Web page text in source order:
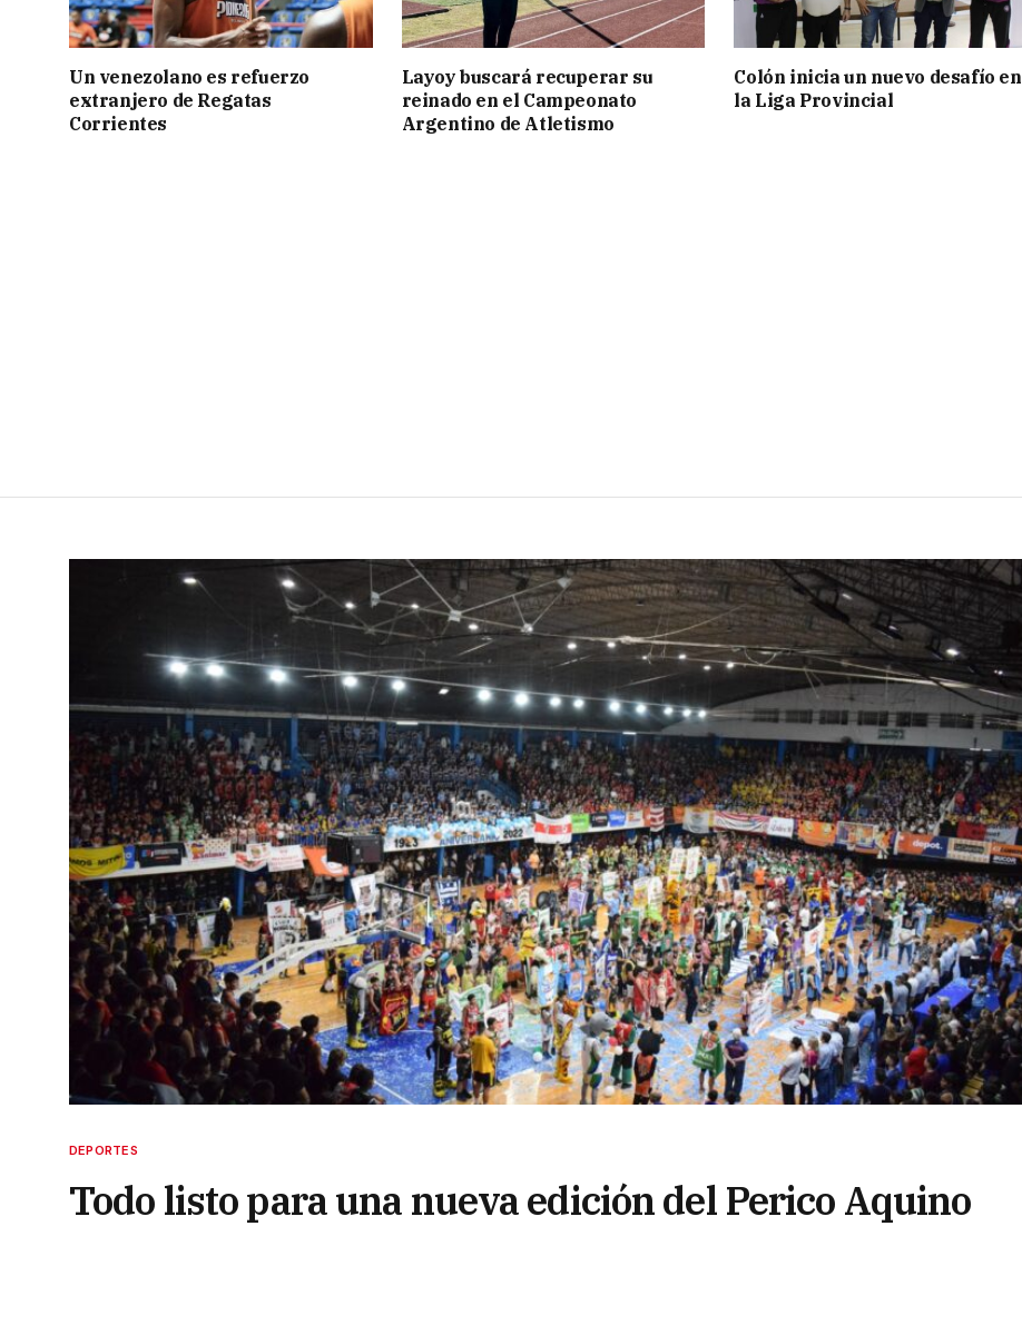
Un venezolano es refuerzo
extranjero de Regatas
Corrientes
Layoy buscará recuperar su
reinado en el Campeonato
Argentino de Atletismo
Colón inicia un nuevo desafío en
la Liga Provincial
DEPORTES
Todo listo para una nueva edición del Perico Aquino